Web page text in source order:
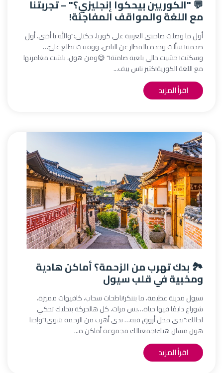
💬 "الكوريين بيحكوا إنجليزي؟" – تجربتنا
مع اللغة والمواقف المفاجئة!
أول ما وصلت صاحبتي العربية على كوريا، حكتلي:"والله يا أختي، أول
صدمة! سألت وحدة بالمطار عن الباص، ووقفت تطلع عليّ…
وسكتت! حسّيت حالي بلعبة صامتة!" 😅ومن هون، بلشت مغامرتها
مع اللغة الكورية!كتير ناس بيف...
اقرأ المزيد
🏞️ بدك تهرب من الزحمة؟ أماكن هادية
ومخبية في قلب سيول
سيول مدينة عظيمة، ما بننكر!ناطحات سحاب، كافيهات مميزة،
شوراع دايمًا فيها حياة…بس مرات، كل هالحركة بتخليك تحكي
لحالك:"بدي محل أروق فيه… بدي أهرب من الزحمة شوي!"وإحنا
هون مشان هيك!جمعنالك مجموعة أماكن ه...
اقرأ المزيد